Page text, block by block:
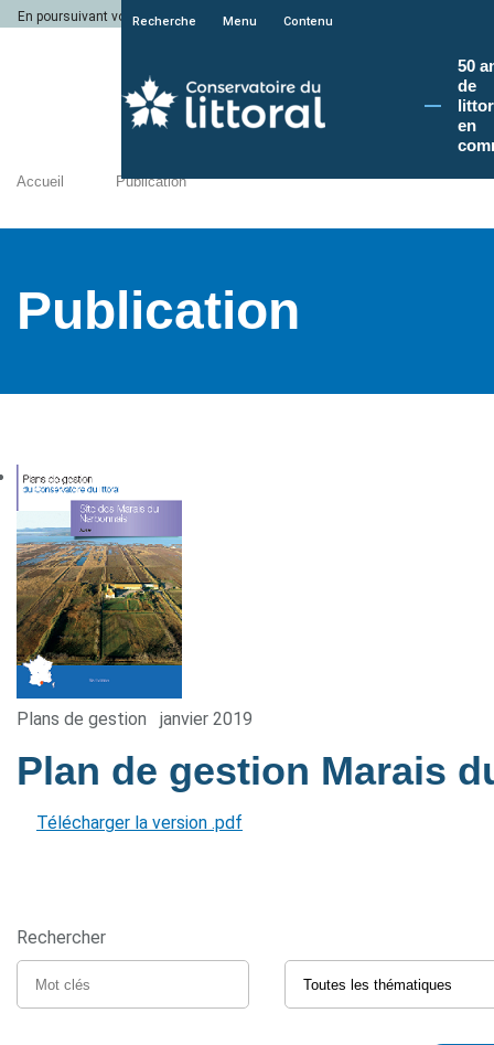
En poursuivant votre navigation sur le site du Conservatoire du littoral, vous
Recherche Menu Contenu
50
de
en
Accueil Publication
Publication
Plans de gestion janvier 2019
Plan de gestion Marais
Télécharger la version .pdf
Rechercher